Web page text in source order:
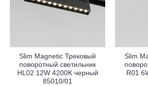
Slim Magnetic Трековый
поворотный светильник
HL02 12W 4200K черный
85010/01
Slim
R01